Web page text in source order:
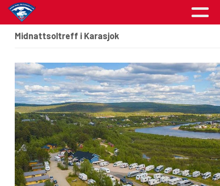
Midnattsoltreff i Karasjok